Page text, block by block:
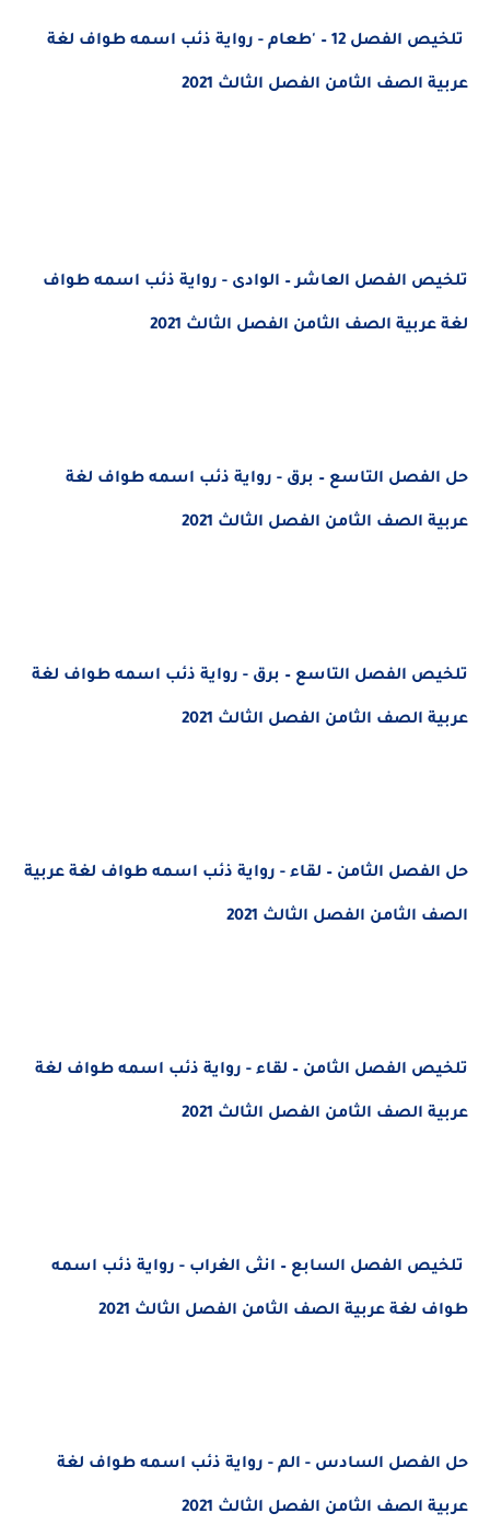
تلخيص الفصل 12 – 'طعام - رواية ذئب اسمه طواف لغة
عربية الصف الثامن الفصل الثالث 2021
تلخيص الفصل العاشر – الوادى - رواية ذئب اسمه طواف
لغة عربية الصف الثامن الفصل الثالث 2021
حل الفصل التاسع – برق - رواية ذئب اسمه طواف لغة
عربية الصف الثامن الفصل الثالث 2021
تلخيص الفصل التاسع – برق - رواية ذئب اسمه طواف لغة
عربية الصف الثامن الفصل الثالث 2021
حل الفصل الثامن – لقاء - رواية ذئب اسمه طواف لغة عربية
الصف الثامن الفصل الثالث 2021
تلخيص الفصل الثامن – لقاء - رواية ذئب اسمه طواف لغة
عربية الصف الثامن الفصل الثالث 2021
تلخيص الفصل السابع – انثى الغراب - رواية ذئب اسمه
طواف لغة عربية الصف الثامن الفصل الثالث 2021
حل الفصل السادس - الم - رواية ذئب اسمه طواف لغة
عربية الصف الثامن الفصل الثالث 2021